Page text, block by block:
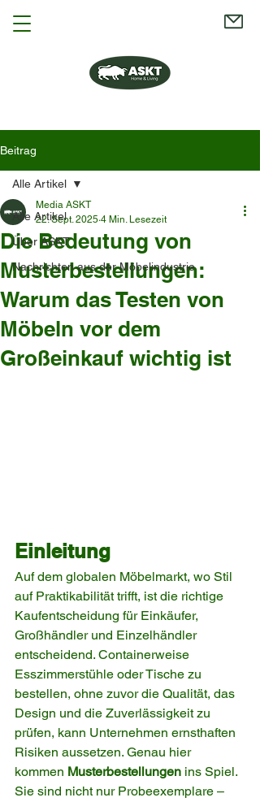
Beitrag
Alle Artikel
Über ASKT
Nachrichten aus der Möbelindustrie
Alle Artikel
Die Bedeutung von
Musterbestellungen:
Warum das Testen von
Möbeln vor dem
Großeinkauf wichtig ist
Media ASKT
22. Sept. 2025 4 Min. Lesezeit
Einleitung
Auf dem globalen Möbelmarkt, wo Stil
auf Praktikabilität trifft, ist die richtige
Kaufentscheidung für Einkäufer,
Großhändler und Einzelhändler
entscheidend. Containerweise
Esszimmerstühle oder Tische zu
bestellen, ohne zuvor die Qualität, das
Design und die Zuverlässigkeit zu
prüfen, kann Unternehmen ernsthaften
Risiken aussetzen. Genau hier
kommen Musterbestellungen ins Spiel.
Sie sind nicht nur Probeexemplare –